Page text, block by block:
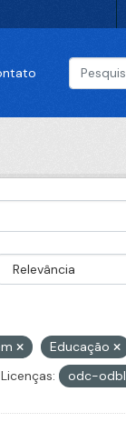
Educação
Licenças: odc-odbl